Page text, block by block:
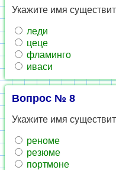
Укажите имя
леди
цеце
фламинго
иваси
Вопрос № 8
Укажите имя
реноме
резюме
портмоне